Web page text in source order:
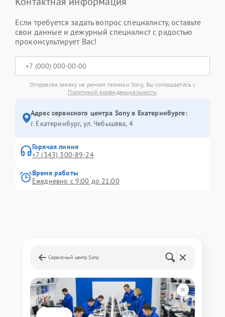
Если требуется задать вопрос специалисту, оставьте
свои данные и дежурный специалист с радостью
проконсультирует Вас!
Отправляя заявку на ремонт техники Sony, Вы соглашаетесь с
Политикой конфиденциальности
Адрес сервисного центра Sony в Екатеринбурге:
г. Екатеринбург, ул. Чебышёва, 4
Горячая линия
+7 (343) 300-89-24
Время работы
Ежедневно с 9:00 до 21:00
Сервисный центр Sony